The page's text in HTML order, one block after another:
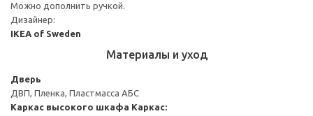
Можно дополнить ручкой.
Дизайнер:
IKEA of Sweden
Материалы и уход
Дверь
ДВП, Пленка, Пластмасса АБС
Каркас высокого шкафа Каркас: